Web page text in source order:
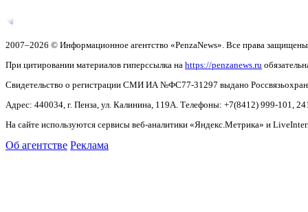
2007–2026 © Информационное агентство «PenzaNews». Все права
При цитировании материалов гиперссылка на https://penzanews.ru
Свидетельство о регистрации СМИ ИА №ФС77-31297 выдано
Адрес: 440034, г. Пенза, ул. Калинина, 119А. Телефоны: +7(8412) 999-101,
На сайте используются сервисы веб-аналитики «Яндекс.Метрика» и
Об агентстве Реклама